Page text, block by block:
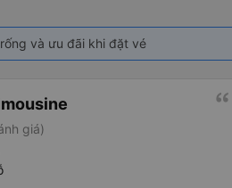
và ưu đãi khi đặt vé
giá)